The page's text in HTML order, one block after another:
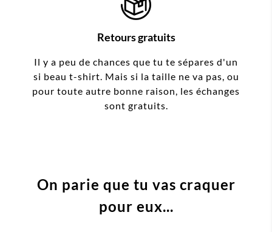
Retours gratuits
Il y a peu de chances que tu te sépares d'un
si beau t-shirt. Mais si la taille ne va pas, ou
pour toute autre bonne raison, les échanges
sont gratuits.
On parie que tu vas craquer
pour eux...